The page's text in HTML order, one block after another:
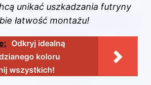
unikać uszkadzania futryny
łatwość montażu!
Odkryj idealną
koloru
wszystkich!